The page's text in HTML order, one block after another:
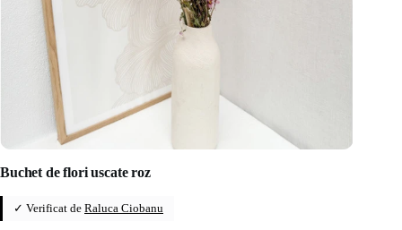
Buchet de flori uscate roz
✓ Verificat de Raluca Ciobanu